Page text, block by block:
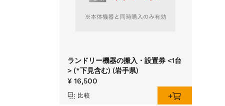
ランドリー機器の搬入・設置券 <1台
> (*下見含む) (岩手県)
¥ 16,500
比較